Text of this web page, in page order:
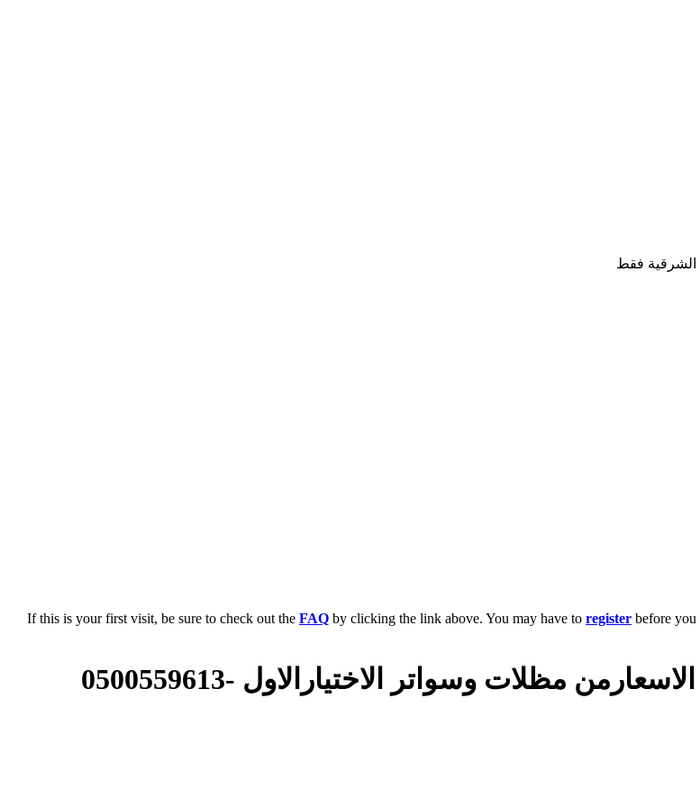
الشرقية فقط
If this is your first visit, be sure to check out the FAQ by clicking the link above. You may have to register before you
مظلات وسواتر الاختيارالاول -0500559613